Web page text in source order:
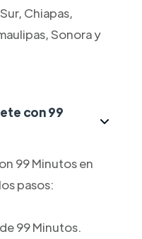
Chiapas,
Sonora y
con 99
99 Minutos en
pasos:
99 Minutos.